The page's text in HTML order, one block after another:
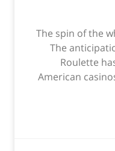
The spin of the
The
Roulette
American